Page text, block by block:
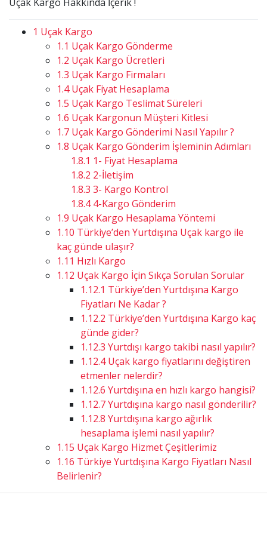
1 Uçak Kargo
1.1 Uçak Kargo Gönderme
1.2 Uçak Kargo Ücretleri
1.3 Uçak Kargo Firmaları
1.4Uçak Fiyat Hesaplama
1.5 Uçak Kargo Teslimat Süreleri
1.6 Uçak Kargonun Müşteri Kitlesi
1.7 Uçak Kargo Gönderimi Nasıl Yapılır ?
1.8 Uçak Kargo Gönderim İşleminin Adımları
1.8.1 1- Fiyat Hesaplama
1.8.2 2-İletişim
1.8.3 3- Kargo Kontrol
1.8.44-Kargo Gönderim
1.9 Uçak Kargo Hesaplama Yöntemi
1.10 Türkiye’den Yurtdışına Uçak kargo ile
kaç günde ulaşır?
1.11 Hızlı Kargo
1.12 Uçak Kargo İçin Sıkça Sorulan Sorular
1.12.1 Türkiye’den Yurtdışına Kargo
Fiyatları Ne Kadar ?
1.12.2 Türkiye’den Yurtdışına Kargo kaç
günde gider?
1.12.3 Yurtdışı kargo takibi nasıl yapılır?
1.12.4Uçak kargo fiyatlarını değiştiren
etmenler nelerdir?
1.12.6 Yurtdışına en hızlı kargo hangisi?
1.12.7Yurtdışına kargo nasıl gönderilir?
1.12.8 Yurtdışına kargo ağırlık
hesaplama işlemi nasıl yapılır?
1.15 Uçak Kargo Hizmet Çeşitlerimiz
1.16 Türkiye Yurtdışına Kargo Fiyatları Nasıl
Belirlenir?